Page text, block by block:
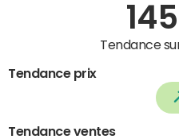
145
Tendance
Tendance prix
Tendance ventes